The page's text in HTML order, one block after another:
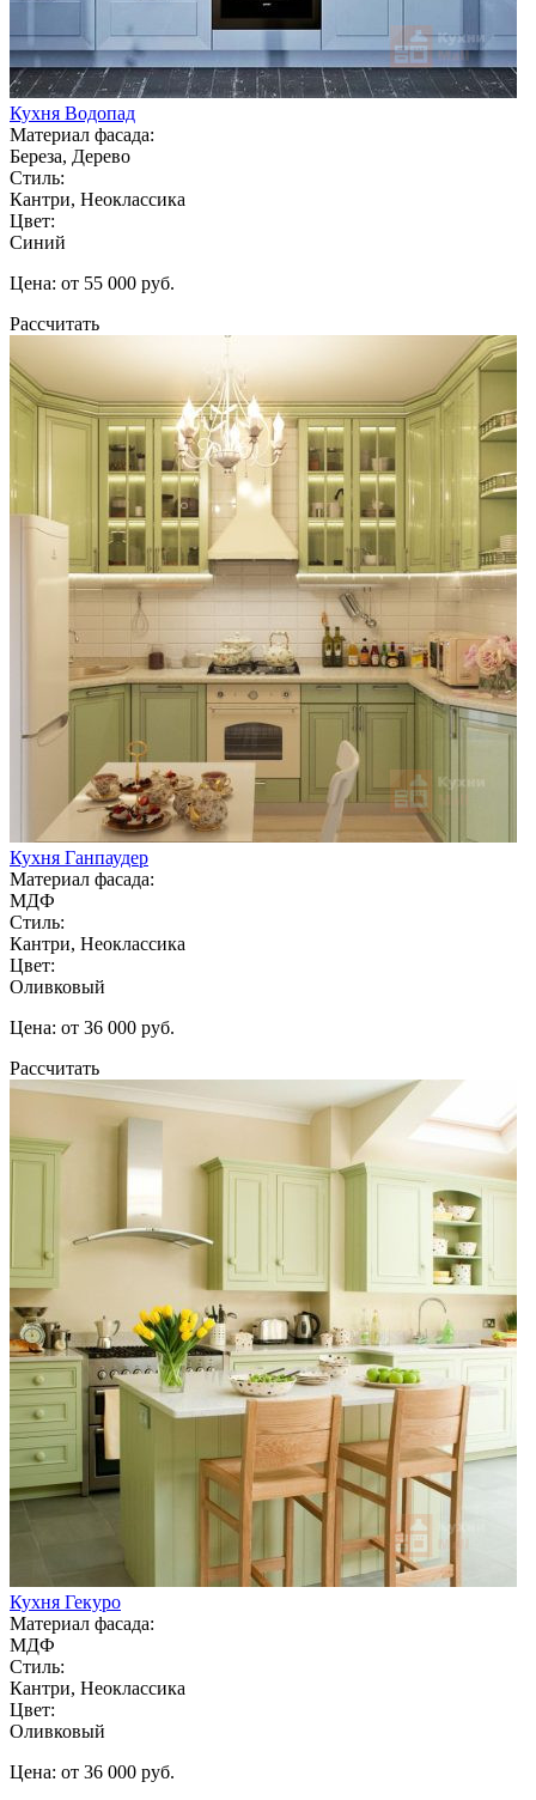
Кухня Водопад
Материал фасада:
Береза, Дерево
Стиль:
Кантри, Неоклассика
Цвет:
Синий
Цена: от 55 000 руб.
Рассчитать
Кухня Ганпаудер
Материал фасада:
МДФ
Стиль:
Кантри, Неоклассика
Цвет:
Оливковый
Цена: от 36 000 руб.
Рассчитать
Кухня Гекуро
Материал фасада:
МДФ
Стиль:
Кантри, Неоклассика
Цвет:
Оливковый
Цена: от 36 000 руб.